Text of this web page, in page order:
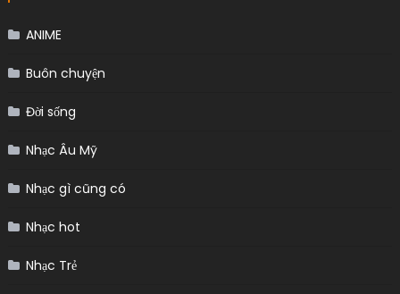
ANIME
Buôn chuyện
Đời sống
Nhạc Âu Mỹ
Nhạc gì cũng có
Nhạc hot
Nhạc Trẻ